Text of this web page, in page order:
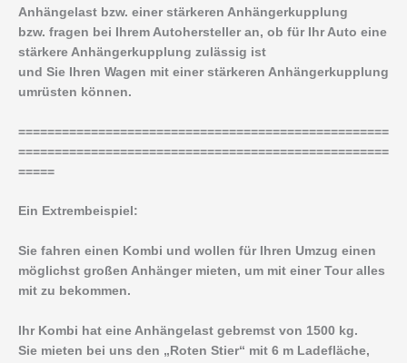
Anhängelast bzw. einer stärkeren Anhängerkupplung
bzw. fragen bei Ihrem Autohersteller an, ob für Ihr Auto eine
stärkere Anhängerkupplung zulässig ist
und Sie Ihren Wagen mit einer stärkeren Anhängerkupplung
umrüsten können.
===================================================
===================================================
=====
Ein Extrembeispiel:
Sie fahren einen Kombi und wollen für Ihren Umzug einen
möglichst großen Anhänger mieten, um mit einer Tour alles
mit zu bekommen.
Ihr Kombi hat eine Anhängelast gebremst von 1500 kg.
Sie mieten bei uns den „Roten Stier“ mit 6 m Ladefläche,